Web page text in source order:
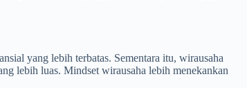
yang lebih terbatas. Sementara itu, wirausaha
lebih luas. Mindset wirausaha lebih menekankan